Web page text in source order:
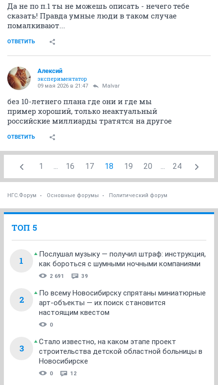
Да не по п.1 ты не можешь описать - нечего тебе
сказать! Правда умные люди в таком случае
помалкивают...
ОТВЕТИТЬ
Алексий
экспериментатор
09 мая 2026 в 21:47 Malvar
без 10-летнего плана где они и где мы
пример хороший, только неактуальный
российские миллиарды тратятся на другое
ОТВЕТИТЬ
1 ... 16 17 18 19 20 ... 24
НГС.Форум Основные форумы Политический форум
ТОП 5
1
Послушал музыку — получил штраф: инструкция,
как бороться с шумными ночными компаниями
2 691 39
2
По всему Новосибирску спрятаны миниатюрные
арт-объекты — их поиск становится
настоящим квестом
0
3
Стало известно, на каком этапе проект
строительства детской областной больницы в
Новосибирске
0 12